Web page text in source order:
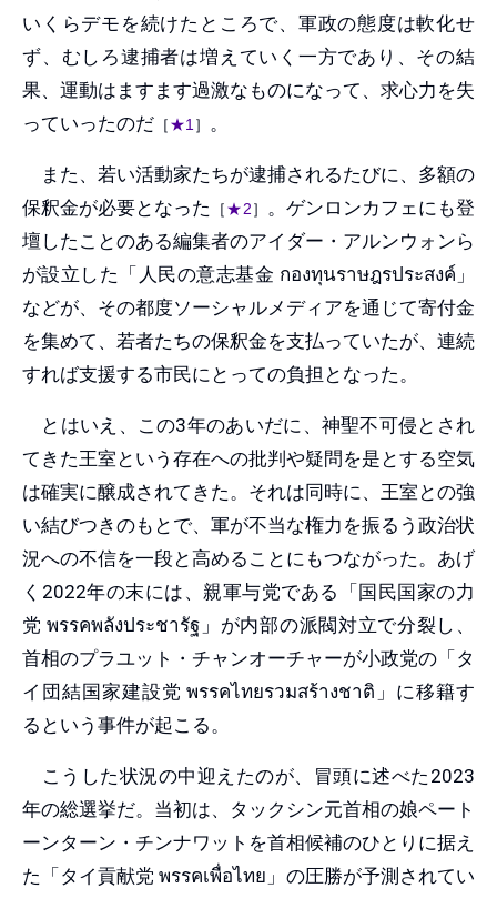
いくらデモを続けたところで、軍政の態度は軟化せ
ず、むしろ逮捕者は増えていく一方であり、その結
果、運動はますます過激なものになって、求心力を失
っていったのだ ［ ★1 ］ 。
また、若い活動家たちが逮捕されるたびに、多額の
保釈金が必要となった
［ ★2 ］
。ゲンロンカフェにも登
壇したことのある編集者のアイダー・アルンウォンら
が設立した「人民の意志基金 กองทุนราษฎรประสงค์」
などが、その都度ソーシャルメディアを通じて寄付金
を集めて、若者たちの保釈金を支払っていたが、連続
すれば支援する市民にとっての負担となった。
とはいえ、この3年のあいだに、神聖不可侵とされ
てきた王室という存在への批判や疑問を是とする空気
は確実に醸成されてきた。それは同時に、王室との強
い結びつきのもとで、軍が不当な権力を振るう政治状
況への不信を一段と高めることにもつながった。あげ
く2022年の末には、親軍与党である「国民国家の力
党 พรรคพลังประชารัฐ」が内部の派閥対立で分裂し、
首相のプラユット・チャンオーチャーが小政党の「タ
イ団結国家建設党 พรรคไทยรวมสร้างชาติ」に移籍す
るという事件が起こる。
こうした状況の中迎えたのが、冒頭に述べた2023
年の総選挙だ。当初は、タックシン元首相の娘ペート
ーンターン・チンナワットを首相候補のひとりに据え
た「タイ貢献党 พรรคเพื่อไทย」の圧勝が予測されてい